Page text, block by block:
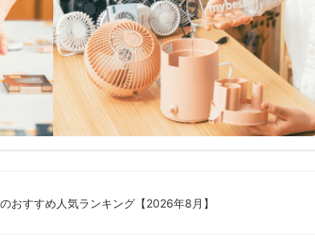
おすすめ人気ランキング【2026年8月】